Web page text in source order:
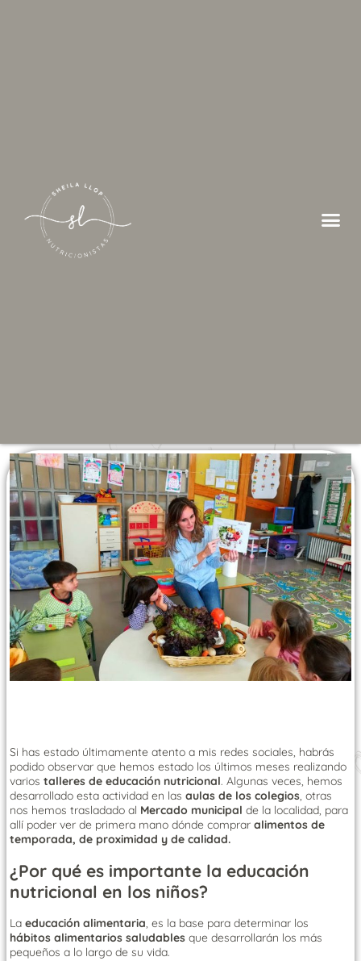
Si has estado últimamente atento a mis redes sociales, habrás
podido observar que hemos estado los últimos meses realizando
varios talleres de educación nutricional. Algunas veces, hemos
desarrollado esta actividad en las aulas de los colegios, otras
nos hemos trasladado al Mercado municipal de la localidad, para
allí poder ver de primera mano dónde comprar alimentos de
temporada, de proximidad y de calidad.
¿Por qué es importante la educación
nutricional en los niños?
La educación alimentaria, es la base para determinar los
hábitos alimentarios saludables que desarrollarán los más
pequeños a lo largo de su vida.